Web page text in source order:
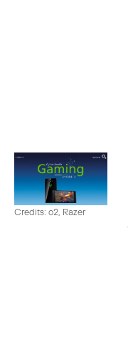
Credits: o2, Razer